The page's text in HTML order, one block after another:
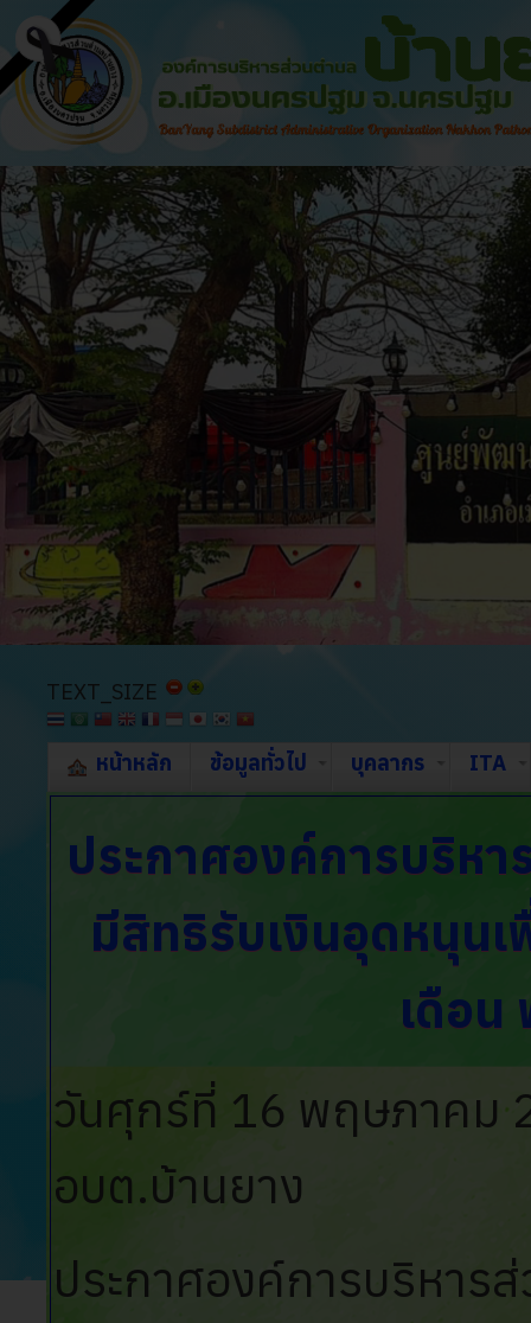
TEXT_SIZE
หน้าหลัก ข้อมูลทั่วไป บุคลากร ITA
ประกาศองค์การบริห
มีสิทธิรับเงินอุดหนุนเ
เดือ
วันศุกร์ที่ 16 พฤษภาคม
อบต.บ้านยาง
ประกาศองค์การบริหาร